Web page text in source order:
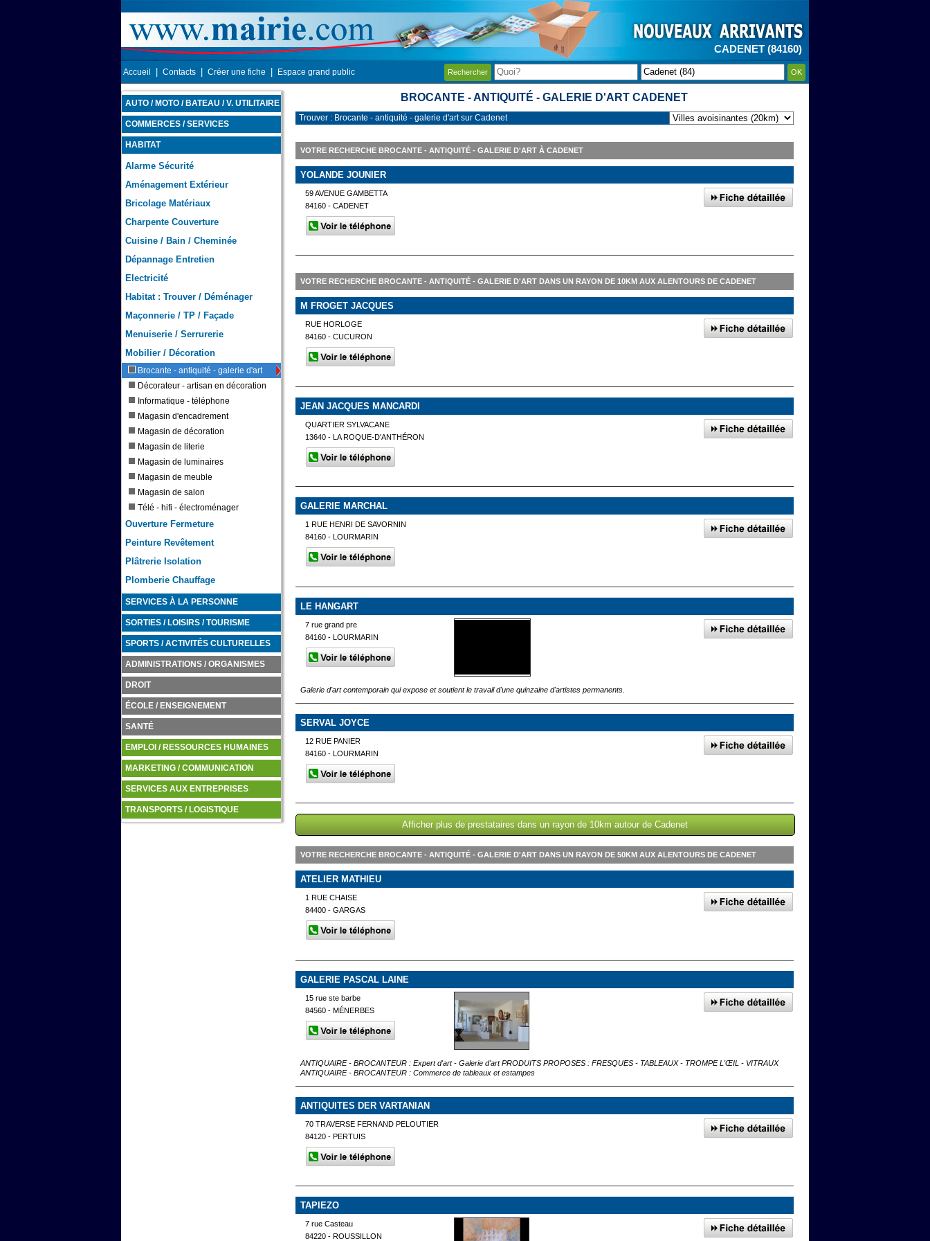
CADENET (84160)
Accueil Contacts Créer une fiche Espace grand public Rechercher OK
AUTO / MOTO / BATEAU / V. UTILITAIRE
COMMERCES / SERVICES
HABITAT
Alarme Sécurité
Aménagement Extérieur
Bricolage Matériaux
Charpente Couverture
Cuisine / Bain / Cheminée
Dépannage Entretien
Electricité
Habitat : Trouver / Déménager
Maçonnerie / TP / Façade
Menuiserie / Serrurerie
Mobilier / Décoration
Brocante - antiquité - galerie d'art
Décorateur - artisan en décoration
Informatique - téléphone
Magasin d'encadrement
Magasin de décoration
Magasin de literie
Magasin de luminaires
Magasin de meuble
Magasin de salon
Télé - hifi - électroménager
Ouverture Fermeture
Peinture Revêtement
Plâtrerie Isolation
Plomberie Chauffage
SERVICES À LA PERSONNE
SORTIES / LOISIRS / TOURISME
SPORTS / ACTIVITÉS CULTURELLES
ADMINISTRATIONS / ORGANISMES
DROIT
ÉCOLE / ENSEIGNEMENT
SANTÉ
EMPLOI / RESSOURCES HUMAINES
MARKETING / COMMUNICATION
SERVICES AUX ENTREPRISES
TRANSPORTS / LOGISTIQUE
BROCANTE - ANTIQUITÉ - GALERIE D'ART CADENET
Trouver : Brocante - antiquité - galerie d'art sur Cadenet
VOTRE RECHERCHE BROCANTE - ANTIQUITÉ - GALERIE D'ART À CADENET
YOLANDE JOUNIER
59 AVENUE GAMBETTA
84160 - CADENET
VOTRE RECHERCHE BROCANTE - ANTIQUITÉ - GALERIE D'ART DANS UN RAYON DE 10KM AUX ALENTOURS DE CADENET
M FROGET JACQUES
RUE HORLOGE
84160 - CUCURON
JEAN JACQUES MANCARDI
QUARTIER SYLVACANE
13640 - LA ROQUE-D'ANTHÉRON
GALERIE MARCHAL
1 RUE HENRI DE SAVORNIN
84160 - LOURMARIN
LE HANGART
7 rue grand pre
84160 - LOURMARIN
Galerie d'art contemporain qui expose et soutient le travail d'une quinzaine d'artistes permanents.
SERVAL JOYCE
12 RUE PANIER
84160 - LOURMARIN
Afficher plus de prestataires dans un rayon de 10km autour de Cadenet
VOTRE RECHERCHE BROCANTE - ANTIQUITÉ - GALERIE D'ART DANS UN RAYON DE 50KM AUX ALENTOURS DE CADENET
ATELIER MATHIEU
1 RUE CHAISE
84400 - GARGAS
GALERIE PASCAL LAINE
15 rue ste barbe
84560 - MÉNERBES
ANTIQUAIRE - BROCANTEUR : Expert d'art - Galerie d'art PRODUITS PROPOSES : FRESQUES - TABLEAUX - TROMPE L'ŒIL - VITRAUX
ANTIQUAIRE - BROCANTEUR : Commerce de tableaux et estampes
ANTIQUITES DER VARTANIAN
70 TRAVERSE FERNAND PELOUTIER
84120 - PERTUIS
TAPIEZO
7 rue Casteau
84220 - ROUSSILLON